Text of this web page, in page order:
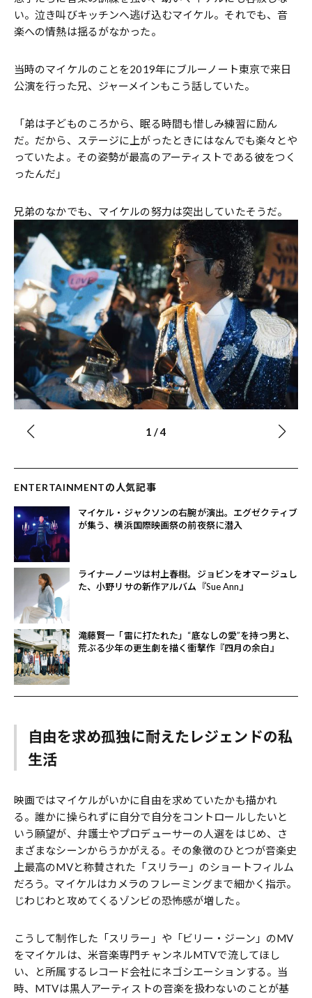
い。泣き叫びキッチンへ逃げ込むマイケル。それでも、音
楽への情熱は揺るがなかった。
当時のマイケルのことを2019年にブルーノート東京で来日
公演を行った兄、ジャーメインもこう話していた。
「弟は子どものころから、眠る時間も惜しみ練習に励ん
だ。だから、ステージに上がったときにはなんでも楽々とや
っていたよ。その姿勢が最高のアーティストである彼をつく
ったんだ」
兄弟のなかでも、マイケルの努力は突出していたそうだ。
1 /4
ENTERTAINMENTの人気記事
マイケル・ジャクソンの右腕が演出。エグゼクティブ
が集う、横浜国際映画祭の前夜祭に潜入
ライナーノーツは村上春樹。ジョビンをオマージュし
た、小野リサの新作アルバム『Sue Ann』
滝藤賢一「雷に打たれた」“底なしの愛”を持つ男と、
荒ぶる少年の更生劇を描く衝撃作『四月の余白』
自由を求め孤独に耐えたレジェンドの私
生活
映画ではマイケルがいかに自由を求めていたかも描かれ
る。誰かに操られずに自分で自分をコントロールしたいと
いう願望が、弁護士やプロデューサーの人選をはじめ、さ
まざまなシーンからうかがえる。その象徴のひとつが音楽史
上最高のMVと称賛された「スリラー」のショートフィルム
だろう。マイケルはカメラのフレーミングまで細かく指示。
じわじわと攻めてくるゾンビの恐怖感が増した。
こうして制作した「スリラー」や「ビリー・ジーン」のMV
をマイケルは、米音楽専門チャンネルMTVで流してほし
い、と所属するレコード会社にネゴシエーションする。当
時、MTVは黒人アーティストの音楽を扱わないのことが基